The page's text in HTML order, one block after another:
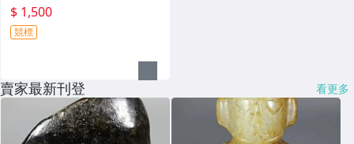
$ 1,500
競標
賣家最新刊登 看更多